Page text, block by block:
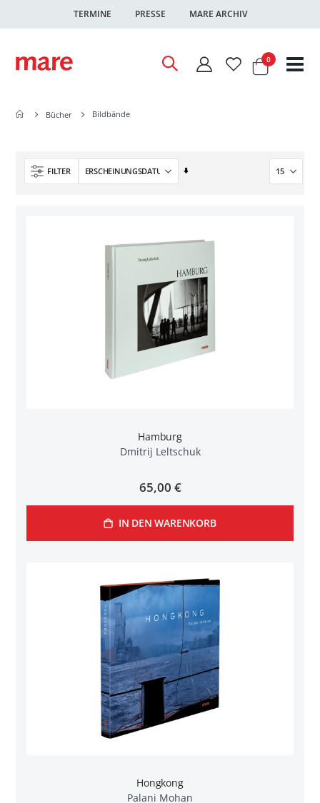
TERMINE PRESSE MARE ARCHIV
Warenkorb
0Artikel
Bücher Bildbände
FILTER
In
Hamburg
Dmitrij Leltschuk
65,00 €
IN DEN WARENKORB
Hongkong
Palani Mohan